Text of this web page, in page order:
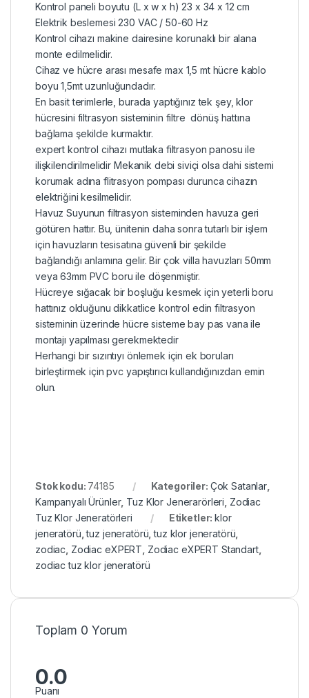
Kontrol paneli boyutu (L x w x h) 23 x 34 x 12 cm
Elektrik beslemesi 230 VAC / 50-60 Hz
Kontrol cihazı makine dairesine korunaklı bir alana
monte edilmelidir.
Cihaz ve hücre arası mesafe max 1,5 mt hücre kablo
boyu 1,5mt uzunluğundadır.
En basit terimlerle, burada yaptığınız tek şey, klor
hücresini filtrasyon sisteminin filtre dönüş hattına
bağlama şekilde kurmaktır.
expert kontrol cihazı mutlaka filtrasyon panosu ile
ilişkilendirilmelidir Mekanik debi siviçi olsa dahi sistemi
korumak adına flitrasyon pompası durunca cihazın
elektriğini kesilmelidir.
Havuz Suyunun filtrasyon sisteminden havuza geri
götüren hattır. Bu, ünitenin daha sonra tutarlı bir işlem
için havuzların tesisatına güvenli bir şekilde
bağlandığı anlamına gelir. Bir çok villa havuzları 50mm
veya 63mm PVC boru ile döşenmiştir.
Hücreye sığacak bir boşluğu kesmek için yeterli boru
hattınız olduğunu dikkatlice kontrol edin filtrasyon
sisteminin üzerinde hücre sisteme bay pas vana ile
montajı yapılması gerekmektedir
Herhangi bir sızıntıyı önlemek için ek boruları
birleştirmek için pvc yapıştırıcı kullandığınızdan emin
olun.
Stok kodu: 74185 Kategoriler: Çok Satanlar
Kampanyalı Ürünler, Tuz Klor Jenerarörleri Zodiac
Tuz Klor Jeneratörleri
Etiketler:klor
jeneratörü ,tuz jeneratörü ,tuz klor jeneratörü
zodiac Zodiac eXPERT Zodiac eXPERT Standart,
zodiac tuz klor jeneratörü
Toplam 0 Yorum
0.0
Puanı